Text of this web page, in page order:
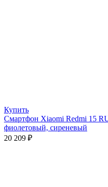
Купить
Смартфон Xiaomi Redmi 15
фиолетовый, сиреневый
20 209 ₽